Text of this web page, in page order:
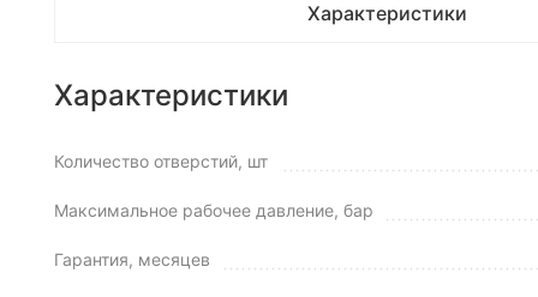
Характеристики
Характеристики
Количество отверстий, шт
Максимальное рабочее давление, бар
Гарантия, месяцев